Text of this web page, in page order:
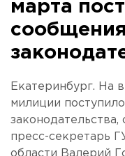
марта
Екатеринбург. На
милиции
пресс-секретарь
области Валерий